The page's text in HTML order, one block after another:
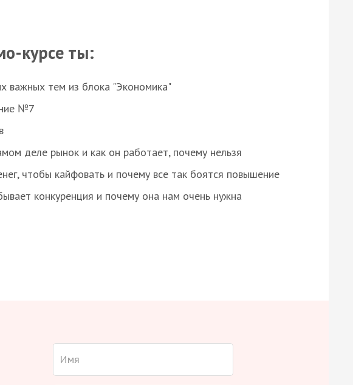
курсе ты:
важных тем из блока "Экономика"
№7
деле рынок и как он работает, почему нельзя
чтобы кайфовать и почему все так боятся повышение
конкуренция и почему она нам очень нужна